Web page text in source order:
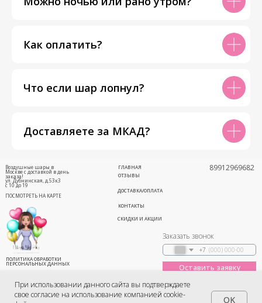
При использовании данного сайта вы подтверждаете
свое согласие на использование компанией cookie-
OK
Как оплатить?
Что если шар лопнул?
Доставляете за МКАД?
ул. Дубнинская, д.53к3
с 10 до 19
ПОСМОТРЕТЬ НА КАРТЕ
ОТЗЫВЫ
ГЛАВНАЯ
ДОСТАВКА/ОПЛАТА
СКИДКИ И АКЦИИ
КОНТАКТЫ
89912969682
Воздушные шары в
Москве с доставкой в день
заказа!
Заказать звонок
+7
Оставить заявку
ПОЛИТИКА ОБРАБОТКИ
ПЕРСОНАЛЬНЫХ ДАННЫХ